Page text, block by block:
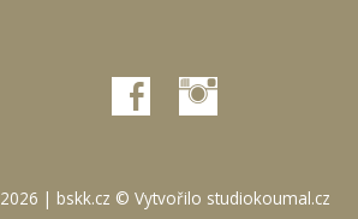
2026 | bskk.cz © Vytvořilo studiokoumal.cz